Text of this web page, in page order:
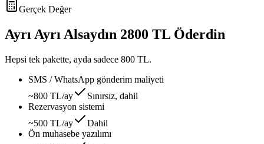
Gerçek Değer
Ayrı Ayrı Alsaydın 2800 TL Öderdin
Hepsi tek pakette, ayda sadece 800 TL.
SMS / WhatsApp gönderim maliyeti
~800 TL/ay
Sınırsız, dahil
Rezervasyon sistemi
~500 TL/ay
Dahil
Ön muhasebe yazılımı